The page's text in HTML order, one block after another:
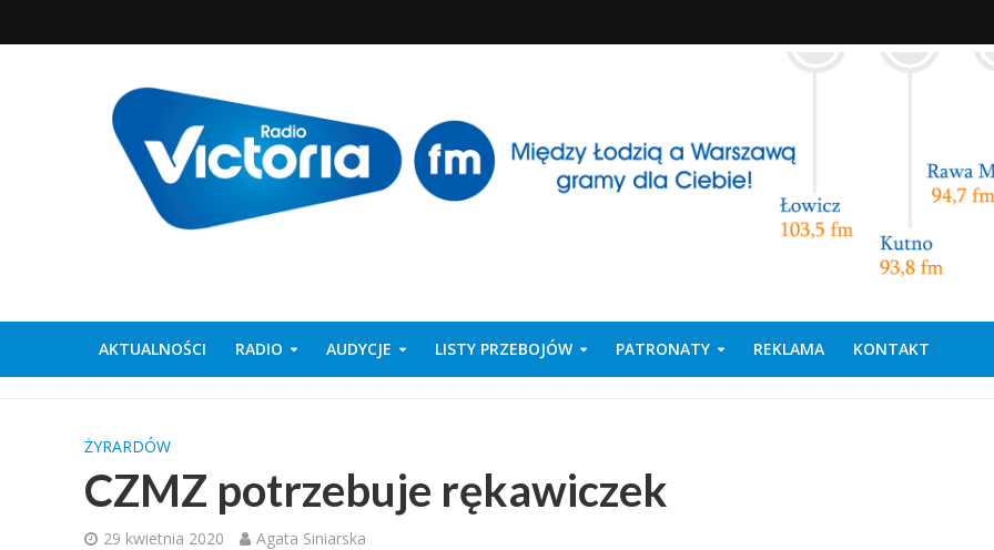
AKTUALNOŚCI RADIO AUDYCJE LISTY PRZEBOJÓW PATRONATY REKLAMA KONTAKT
ŻYRARDÓW
CZMZ potrzebuje rękawiczek
29 kwietnia 2020 Agata Siniarska